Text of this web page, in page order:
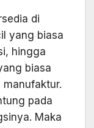
di
yang biasa
hingga
biasa
pada
Maka